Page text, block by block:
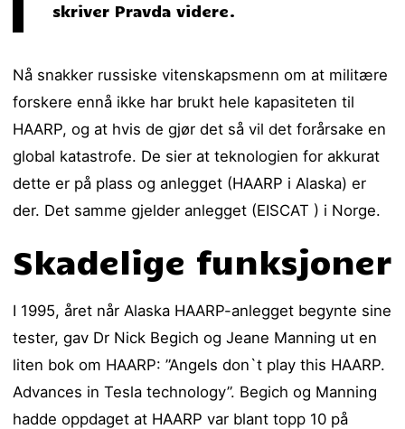
skriver Pravda videre.
Nå snakker russiske vitenskapsmenn om at militære
forskere ennå ikke har brukt hele kapasiteten til
HAARP, og at hvis de gjør det så vil det forårsake en
global katastrofe. De sier at teknologien for akkurat
dette er på plass og anlegget (HAARP i Alaska) er
der. Det samme gjelder anlegget (EISCAT ) i Norge.
Skadelige funksjoner
I 1995, året når Alaska HAARP-anlegget begynte sine
tester, gav Dr Nick Begich og Jeane Manning ut en
liten bok om HAARP: ”Angels don`t play this HAARP.
Advances in Tesla technology”. Begich og Manning
hadde oppdaget at HAARP var blant topp 10 på